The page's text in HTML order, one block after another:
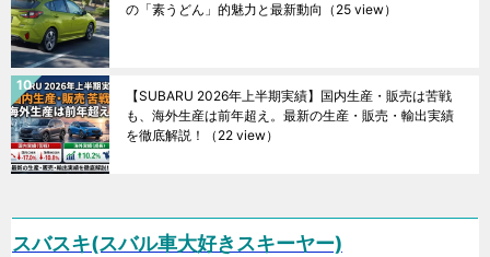
の「素うどん」的魅力と最新動向 （25 view）
【SUBARU 2026年上半期実績】国内生産・販売は苦戦
も、海外生産は前年超え。最新の生産・販売・輸出実績
を徹底解説！
（22 view）
スバスキ(スバル車大好きスキーヤー)